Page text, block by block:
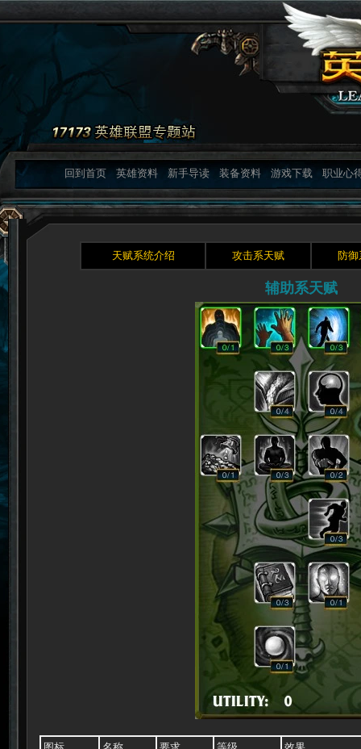
回到首页 英雄资料 新手导读 装备资料 游戏下载 职业心
天赋系统介绍 攻击系天赋 防
辅助系天赋